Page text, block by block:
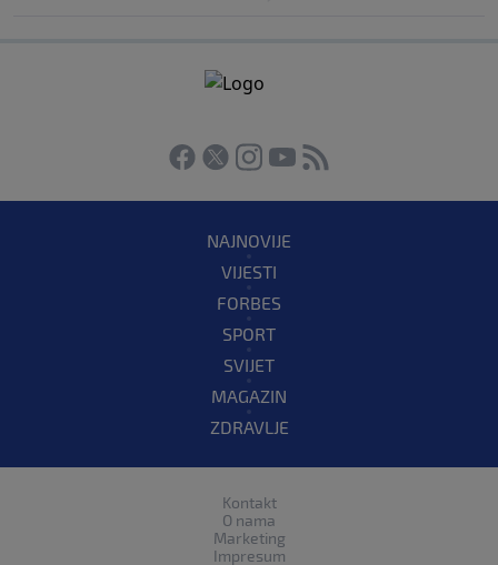
NAJNOVIJE
VIJESTI
FORBES
SPORT
SVIJET
MAGAZIN
ZDRAVLJE
Kontakt
O nama
Marketing
Impresum